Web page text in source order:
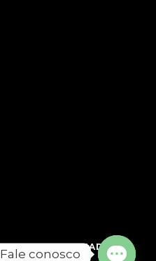
DE MADEIRA -
Fale conosco